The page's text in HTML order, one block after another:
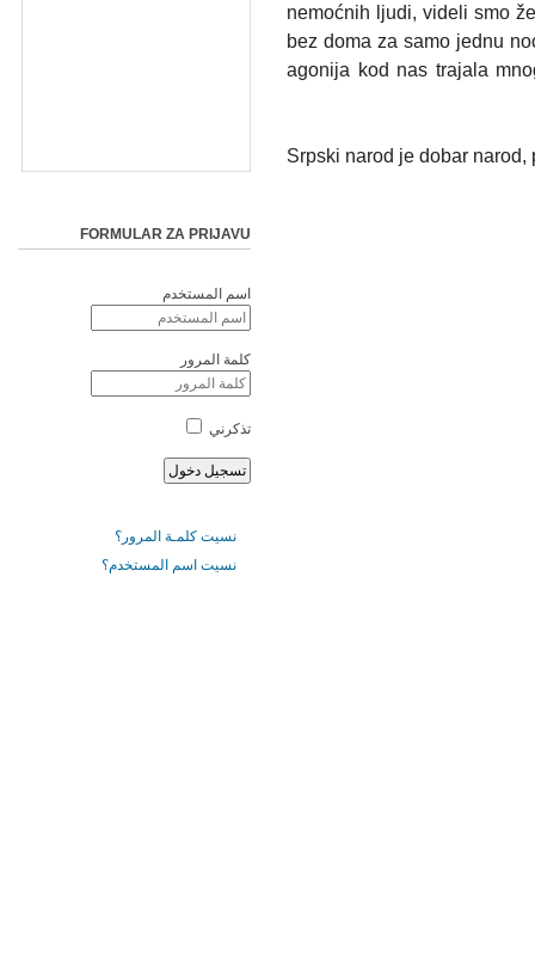
nemoćnih ljudi, videli smo
bez doma za samo jednu
agonija kod nas trajala
Srpski narod je dobar
FORMULAR ZA PRIJAVU
اسم المستخدم
كلمة المرور
تذكرني
نسيت كلمـة المرور؟
نسيت اسم المستخدم؟